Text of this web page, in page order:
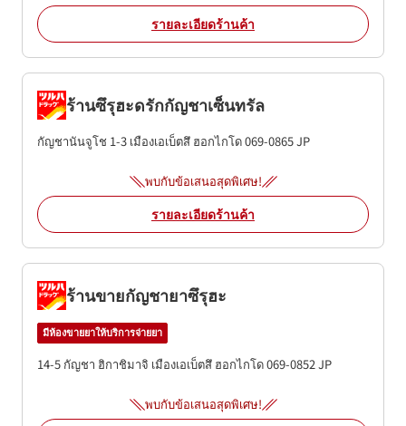
รายละเอียดร้านค้า
ร้านซึรุฮะดรักกัญชาเซ็นทรัล
กัญชานันจูโช 1-3 เมืองเอเบ็ตสึ ฮอกไกโด069-0865JP
พบกับข้อเสนอสุดพิเศษ!
รายละเอียดร้านค้า
ร้านขายกัญชายาซึรุฮะ
มีห้องขายยาให้บริการจ่ายยา
14-5 กัญชา ฮิกาชิมาจิ เมืองเอเบ็ตสึ ฮอกไกโด069-0852 JP
พบกับข้อเสนอสุดพิเศษ!